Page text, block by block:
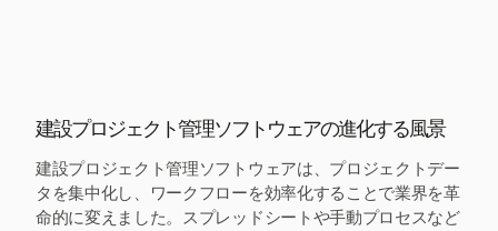
建設プロジェクト管理ソフトウェアの進化する風景
建設プロジェクト管理ソフトウェアは、プロジェクトデー
タを集中化し、ワークフローを効率化することで業界を革
命的に変えました。スプレッドシートや手動プロセスなど